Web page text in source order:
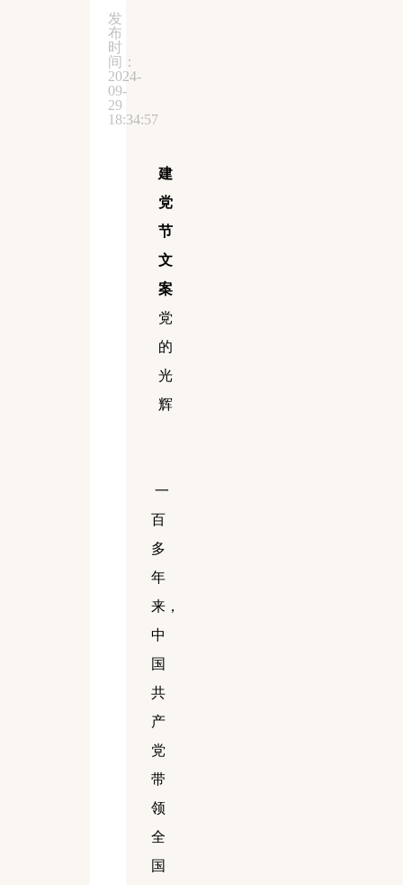
发
布
时
间：
2024-
09-
29
18:34:57
建
党
节
文
案
党
的
光
辉
一
百
多
年
来，
中
国
共
产
党
带
领
全
国